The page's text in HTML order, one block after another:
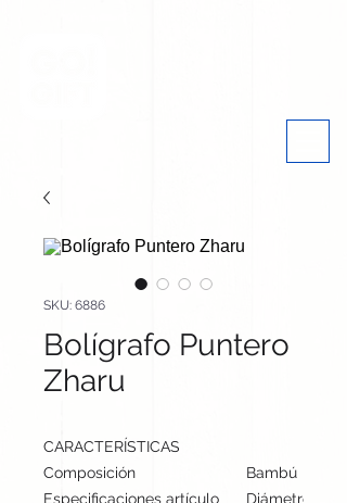
SKU: 6886
Bolígrafo Puntero
Zharu
CARACTERÍSTICAS
Composición
Bambú
Especificaciones artículo
Diámetro: 1.1